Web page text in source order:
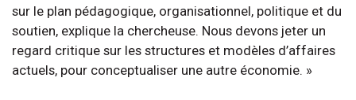
sur le plan pédagogique, organisationnel, politique et du
soutien, explique la chercheuse. Nous devons jeter un
regard critique sur les structures et modèles d’affaires
actuels, pour conceptualiser une autre économie. »